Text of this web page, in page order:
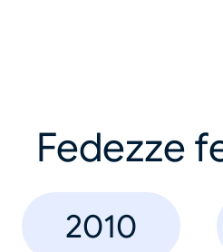
Fedezze
2010